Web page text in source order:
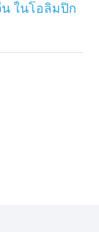
น ในโอลิมปิก